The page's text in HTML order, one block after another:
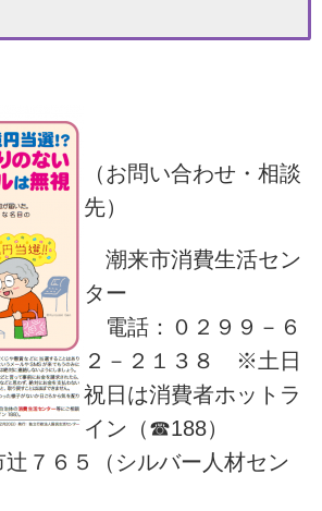
（お問い合わせ・相談
先）
潮来市消費生活セン
ター
電話：０２９９－６
２－２１３８ ※土日
祝日は消費者ホットラ
イン（☎188）
７６５（シルバー人材セン